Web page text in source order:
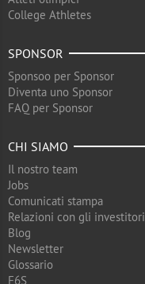
College Athletes
SPONSOR
Sponsoo per Sponsor
Diventa uno Sponsor
FAQ per Sponsor
CHI SIAMO
Il nostro team
Jobs
Comunicati stampa
Relazioni con gli investitori
Blog
Newsletter
Glossario
F6S